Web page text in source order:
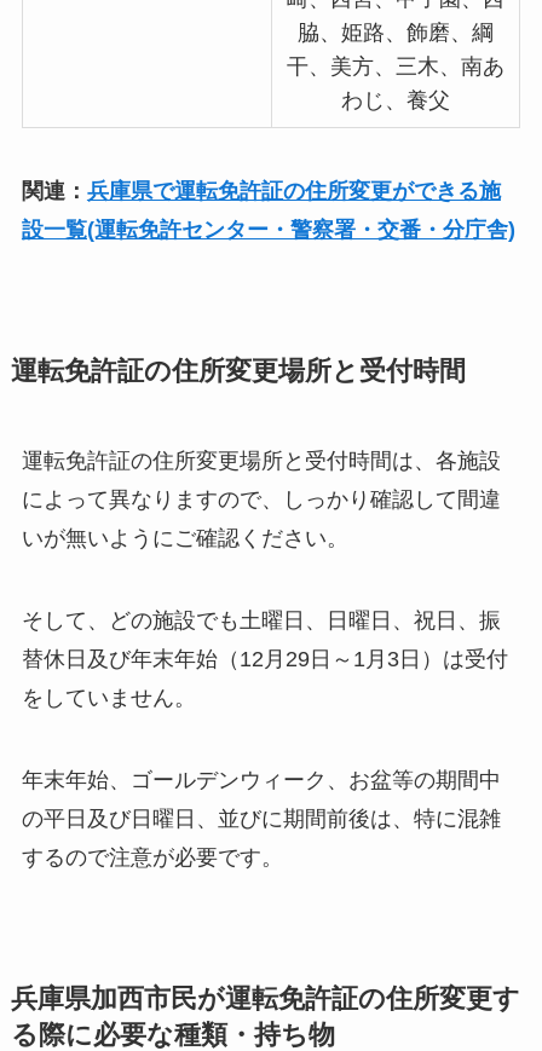
脇、姫路、飾磨、綱
干、美方、三木、南あ
わじ、養父
関連： 兵庫県で運転免許証の住所変更ができる施
設一覧(運転免許センター・警察署・交番・分庁舎)
運転免許証の住所変更場所と受付時間
運転免許証の住所変更場所と受付時間は、各施設
によって異なりますので、しっかり確認して間違
いが無いようにご確認ください。
そして、どの施設でも土曜日、日曜日、祝日、振
替休日及び年末年始（12月29日～1月3日）は受付
をしていません。
年末年始、ゴールデンウィーク、お盆等の期間中
の平日及び日曜日、並びに期間前後は、特に混雑
するので注意が必要です。
兵庫県加西市民が運転免許証の住所変更す
る際に必要な種類・持ち物